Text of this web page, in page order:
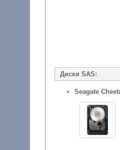
Диски SAS:
Seagate